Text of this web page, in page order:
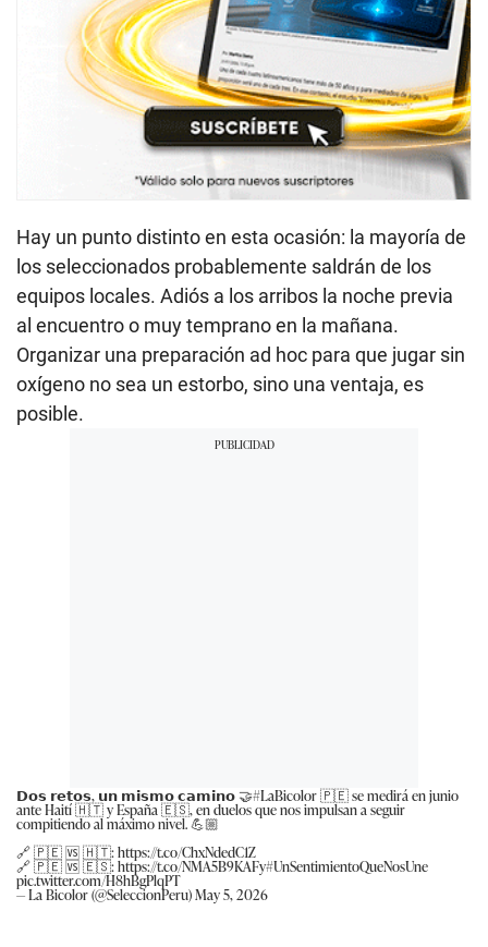
Hay un punto distinto en esta ocasión: la mayoría de
los seleccionados probablemente saldrán de los
equipos locales. Adiós a los arribos la noche previa
al encuentro o muy temprano en la mañana.
Organizar una preparación ad hoc para que jugar sin
oxígeno no sea un estorbo, sino una ventaja, es
posible.
𝗗𝗼𝘀 𝗿𝗲𝘁𝗼𝘀, 𝘂𝗻 𝗺𝗶𝘀𝗺𝗼 𝗰𝗮𝗺𝗶𝗻𝗼 🤝#LaBicolor🇵🇪 se medirá en junio
ante Haití 🇭🇹 y España 🇪🇸, en duelos que nos impulsan a seguir
compitiendo al máximo nivel. 💪🏼
🔗 🇵🇪 🆚 🇭🇹:https://t.co/ChxNdedC1Z
🔗 🇵🇪 🆚 🇪🇸:https://t.co/NMA5B9KAFy#UnSentimientoQueNosUne
pic.twitter.com/H8hBgPlqPT
— La Bicolor (@SeleccionPeru)May 5, 2026